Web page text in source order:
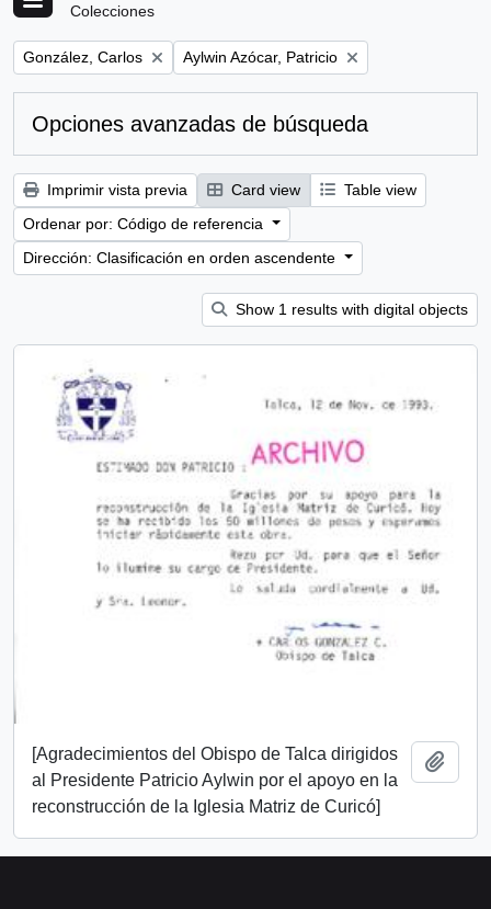
Colecciones
Remove filter:
González, Carlos Remove filter:
Aylwin Azócar, Patricio
Opciones avanzadas de búsqueda
Imprimir vista previa Card view
Table view
Ordenar por: Código de referencia
Dirección: Clasificación en orden ascendente
Show 1 results with digital objects
[Agradecimientos del Obispo de Talca dirigidos
al Presidente Patricio Aylwin por el apoyo en la
reconstrucción de la Iglesia Matriz de Curicó]